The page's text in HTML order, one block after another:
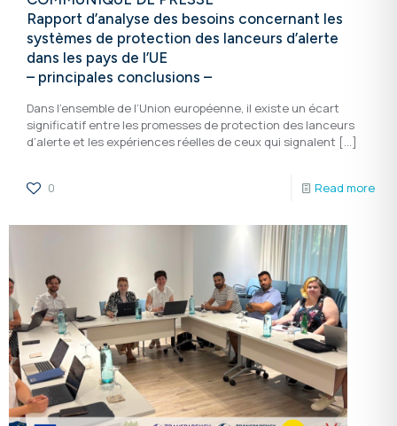
Rapport d’analyse des besoins concernant les
systèmes de protection des lanceurs d’alerte
dans les pays de l’UE
– principales conclusions –
Dans l’ensemble de l’Union européenne, il existe un écart
significatif entre les promesses de protection des lanceurs
d’alerte et les expériences réelles de ceux qui signalent […]
0 Read more